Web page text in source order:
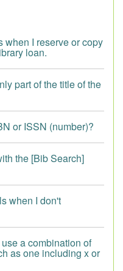
Collection
when I reserve or copy
loan.
part of the title of the
or ISSN (number)?
the [Bib Search]
when I don't
a combination of
as one including x or